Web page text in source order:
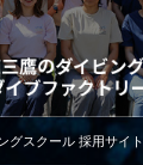
グスクール 採用サイト